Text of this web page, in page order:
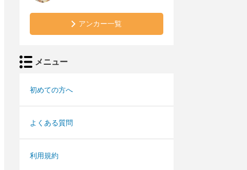
アンカー一覧
メニュー
初めての方へ
よくある質問
利用規約